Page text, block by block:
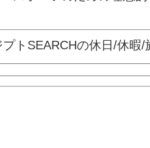
プトSEARCHの休日/休暇